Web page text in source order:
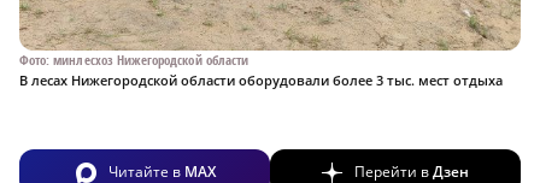
Фото: минлесхоз Нижегородской области
В лесах Нижегородской области оборудовали более 3 тыс. мест отдыха
Читайте в MAX Перейти вДзен